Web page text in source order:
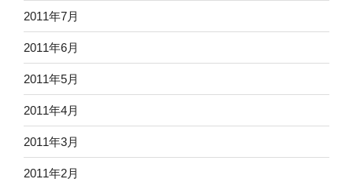
2011年7月
2011年6月
2011年5月
2011年4月
2011年3月
2011年2月